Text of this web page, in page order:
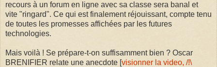
recours à un forum en ligne avec sa classe sera banal et
vite "ringard". Ce qui est finalement réjouissant, compte tenu
de toutes les promesses affichées par les futures
technologies.
Mais voilà ! Se prépare-t-on suffisamment bien ? Oscar
BRENIFIER relate une anecdote [visionner la video, /!\